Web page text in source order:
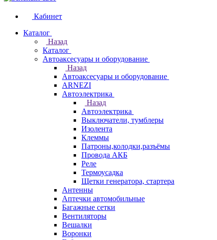
Кабинет
Каталог
Назад
Каталог
Автоаксесуары и оборудование
Назад
Автоаксесуары и оборудование
ARNEZI
Автоэлектрика
Назад
Автоэлектрика
Выключатели, тумблеры
Изолента
Клеммы
Патроны,колодки,разъёмы
Провода АКБ
Реле
Термоусадка
Щетки генератора, стартера
Антенны
Аптечки автомобильные
Багажные сетки
Вентиляторы
Вешалки
Воронки